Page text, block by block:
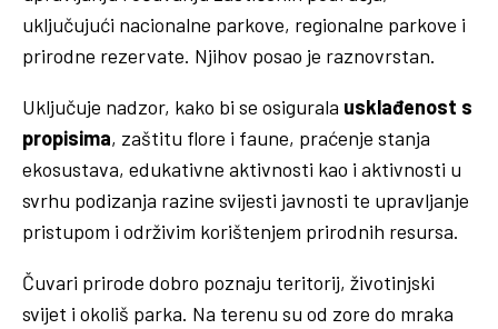
uključujući nacionalne parkove, regionalne parkove i
prirodne rezervate. Njihov posao je raznovrstan.
Uključuje nadzor, kako bi se osigurala usklađenost s
propisima, zaštitu flore i faune, praćenje stanja
ekosustava, edukativne aktivnosti kao i aktivnosti u
svrhu podizanja razine svijesti javnosti te upravljanje
pristupom i održivim korištenjem prirodnih resursa.
Čuvari prirode dobro poznaju teritorij, životinjski
svijet i okoliš parka. Na terenu su od zore do mraka